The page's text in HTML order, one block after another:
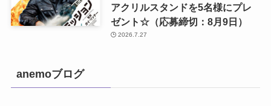
アクリルスタンドを5名様にプレ
ゼント☆（応募締切：8月9日）
2026.7.27
anemoブログ